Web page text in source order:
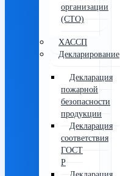
организации
(СТО)
ХАССП
Декларирование
Декларация
пожарной
безопасности
продукции
Декларация
соответствия
ГОСТ
Р